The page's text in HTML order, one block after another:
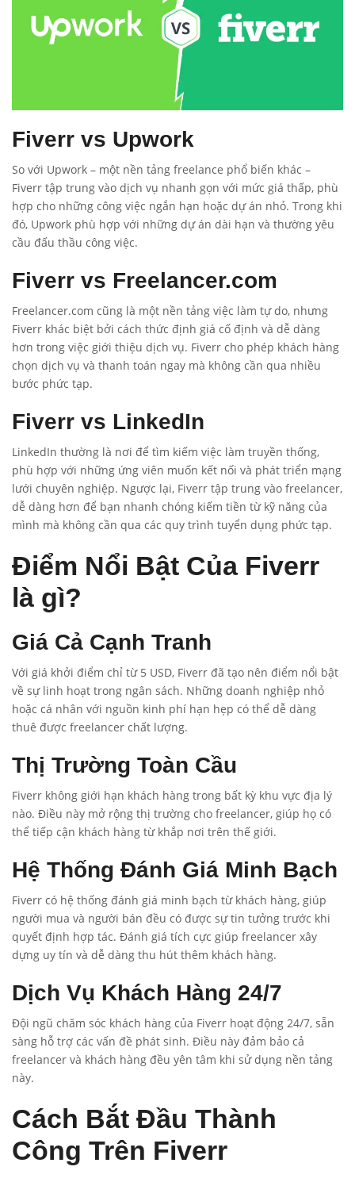
Fiverr vs Upwork
So với Upwork – một nền tảng freelance phổ biến khác –
Fiverr tập trung vào dịch vụ nhanh gọn với mức giá thấp, phù
hợp cho những công việc ngắn hạn hoặc dự án nhỏ. Trong khi
đó, Upwork phù hợp với những dự án dài hạn và thường yêu
cầu đấu thầu công việc.
Fiverr vs Freelancer.com
Freelancer.com cũng là một nền tảng việc làm tự do, nhưng
Fiverr khác biệt bởi cách thức định giá cố định và dễ dàng
hơn trong việc giới thiệu dịch vụ. Fiverr cho phép khách hàng
chọn dịch vụ và thanh toán ngay mà không cần qua nhiều
bước phức tạp.
Fiverr vs LinkedIn
LinkedIn thường là nơi để tìm kiếm việc làm truyền thống,
phù hợp với những ứng viên muốn kết nối và phát triển mạng
lưới chuyên nghiệp. Ngược lại, Fiverr tập trung vào freelancer,
dễ dàng hơn để bạn nhanh chóng kiếm tiền từ kỹ năng của
mình mà không cần qua các quy trình tuyển dụng phức tạp.
Điểm Nổi Bật Của Fiverr
là gì?
Giá Cả Cạnh Tranh
Với giá khởi điểm chỉ từ 5 USD, Fiverr đã tạo nên điểm nổi bật
về sự linh hoạt trong ngân sách. Những doanh nghiệp nhỏ
hoặc cá nhân với nguồn kinh phí hạn hẹp có thể dễ dàng
thuê được freelancer chất lượng.
Thị Trường Toàn Cầu
Fiverr không giới hạn khách hàng trong bất kỳ khu vực địa lý
nào. Điều này mở rộng thị trường cho freelancer, giúp họ có
thể tiếp cận khách hàng từ khắp nơi trên thế giới.
Hệ Thống Đánh Giá Minh Bạch
Fiverr có hệ thống đánh giá minh bạch từ khách hàng, giúp
người mua và người bán đều có được sự tin tưởng trước khi
quyết định hợp tác. Đánh giá tích cực giúp freelancer xây
dựng uy tín và dễ dàng thu hút thêm khách hàng.
Dịch Vụ Khách Hàng 24/7
Đội ngũ chăm sóc khách hàng của Fiverr hoạt động 24/7, sẵn
sàng hỗ trợ các vấn đề phát sinh. Điều này đảm bảo cả
freelancer và khách hàng đều yên tâm khi sử dụng nền tảng
này.
Cách Bắt Đầu Thành
Công Trên Fiverr